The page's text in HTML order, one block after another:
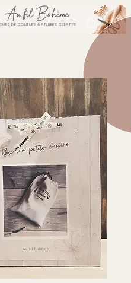
DE COUTURE & ATELIERS CRÉATIFS